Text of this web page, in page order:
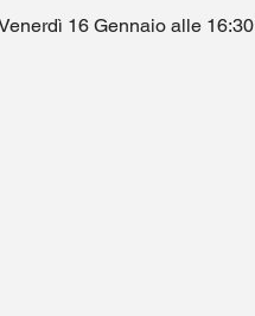
16 Gennaio alle 16:30